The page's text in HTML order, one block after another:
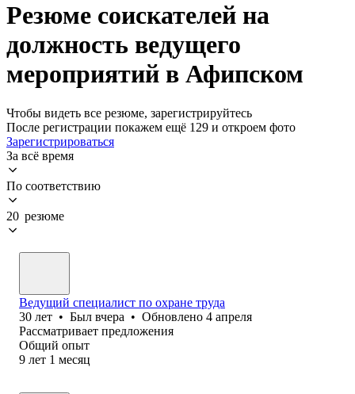
Резюме соискателей на
должность ведущего
мероприятий в Афипском
Чтобы видеть все резюме, зарегистрируйтесь
После регистрации покажем ещё 129 и откроем фото
Зарегистрироваться
За всё время
По соответствию
20 резюме
Ведущий специалист по охране труда
30 лет • Был вчера • Обновлено 4 апреля
Рассматривает предложения
Общий опыт
9 лет 1 месяц